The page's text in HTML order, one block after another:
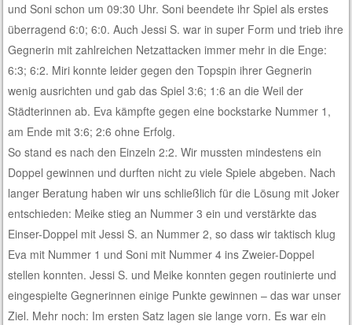
und Soni schon um 09:30 Uhr. Soni beendete ihr Spiel als erstes
überragend 6:0; 6:0. Auch Jessi S. war in super Form und trieb ihre
Gegnerin mit zahlreichen Netzattacken immer mehr in die Enge:
6:3; 6:2. Miri konnte leider gegen den Topspin ihrer Gegnerin
wenig ausrichten und gab das Spiel 3:6; 1:6 an die Weil der
Städterinnen ab. Eva kämpfte gegen eine bockstarke Nummer 1,
am Ende mit 3:6; 2:6 ohne Erfolg.
So stand es nach den Einzeln 2:2. Wir mussten mindestens ein
Doppel gewinnen und durften nicht zu viele Spiele abgeben. Nach
langer Beratung haben wir uns schließlich für die Lösung mit Joker
entschieden: Meike stieg an Nummer 3 ein und verstärkte das
Einser-Doppel mit Jessi S. an Nummer 2, so dass wir taktisch klug
Eva mit Nummer 1 und Soni mit Nummer 4 ins Zweier-Doppel
stellen konnten. Jessi S. und Meike konnten gegen routinierte und
eingespielte Gegnerinnen einige Punkte gewinnen – das war unser
Ziel. Mehr noch: Im ersten Satz lagen sie lange vorn. Es war ein